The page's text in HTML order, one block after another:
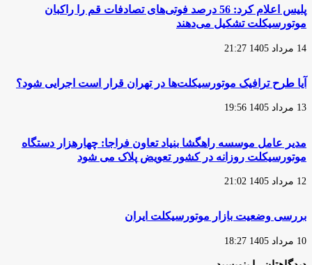
موتورسیکلت‌سواران
پلیس اعلام کرد: 56 درصد فوتی‌های تصادفات قم را راکبان
موتورسیکلت تشکیل می‌دهند
14 مرداد 1405 21:27
آیا طرح ترافیک موتورسیکلت‌ها در تهران قرار است اجرایی شود؟
13 مرداد 1405 19:56
مدیر عامل موسسه راهگشا بنیاد تعاون فراجا: چهارهزار دستگاه
موتورسیکلت روزانه در کشور تعویض پلاک می شود
12 مرداد 1405 21:02
بررسی وضعیت بازار موتورسیکلت ایران
10 مرداد 1405 18:27